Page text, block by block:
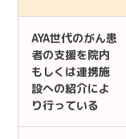
AYA世代のがん患
者の支援を院内
もしくは連携施
設への紹介によ
り行っている